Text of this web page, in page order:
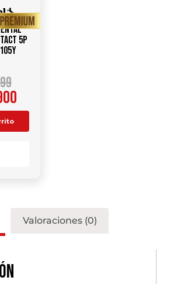
5P
Valoraciones (0)